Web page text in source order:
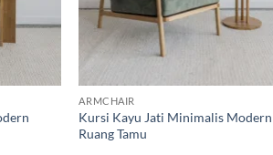
ARMCHAIR
Kursi Kayu Jati Minimalis Modern
Ruang Tamu